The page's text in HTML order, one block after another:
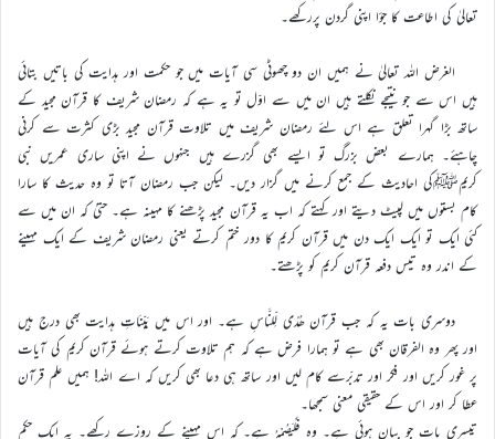
تعالیٰ کی اطاعت کا جؤا اپنی گردن پررکھے۔
الغرض اللہ تعالیٰ نے ہمیں ان دو چھوٹی سی آیات میں جو حکمت اور ہدایت کی باتیں بتائی
ہیں اس سے جو نتیجے نکلتے ہیں ان میں سے اوّل تو یہ ہے کہ رمضان شریف کا قرآن مجید کے
ساتھ بڑا گہرا تعلق ہے اس لئے رمضان شریف میں تلاوت قرآن مجید بڑی کثرت سے کرنی
چاہئے۔ ہمارے بعض بزرگ تو ایسے بھی گزرے ہیں جنہوں نے اپنی ساری عمریں نبی
کریمﷺکی احادیث کے جمع کرنے میں گزار دیں۔ لیکن جب رمضان آتا تو وہ حدیث کا سارا
کام بستوں میں لپیٹ دیتے اور کہتے کہ اب یہ قرآن مجید پڑھنے کا مہینہ ہے۔ حتیٰ کہ ان میں سے
کئی ایک تو ایک ایک دن میں قرآن کریم کا دور ختم کرتے یعنی رمضان شریف کے ایک مہینے
کے اندر وہ تیس دفعہ قرآن کریم کو پڑھتے۔
دوسری بات یہ کہ جب قرآن ھُدًی لِّلنَّاسِ ہے۔ اور اس میں بَیِّنَاتِ ہدایت بھی درج ہیں
اور پھر وہ الفرقان بھی ہے تو ہمارا فرض ہے کہ ہم تلاوت کرتے ہوئے قرآن کریم کی آیات
پر غور کریں اور فکر اور تدبّرسے کام لیں اور ساتھ ہی دعا بھی کریں کہ اے اللہ! ہمیں علم قرآن
عطا کر اور اس کے حقیقی معنی سمجھا۔
تیسری بات جو بیان ہوئی ہے۔ وہ فَلْیَصُمْہُ ہے۔ کہ اس مہینے کے روزے رکھے۔ یہ ایک حکم